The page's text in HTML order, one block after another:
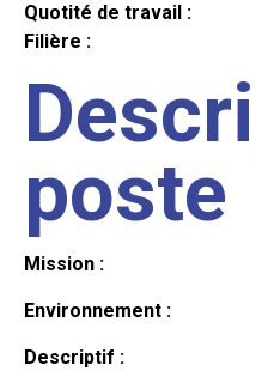
Quotité de travail :
Filière :
poste
Mission :
Environnement :
Descriptif :